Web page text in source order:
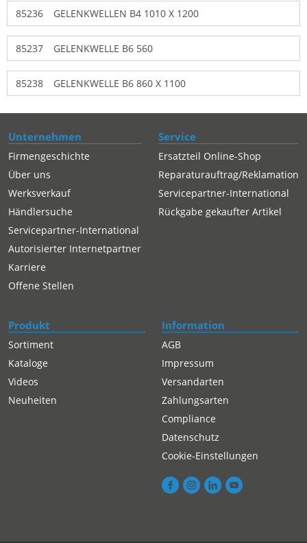
85236 GELENKWELLEN B4 1010 X 1200
85237 GELENKWELLE B6 560
85238 GELENKWELLE B6 860 X 1100
Unternehmen
Firmengeschichte
Über uns
Werksverkauf
Händlersuche
Servicepartner-International
Autorisierter Internetpartner
Karriere
Offene Stellen
Service
Ersatzteil Online-Shop
Reparaturauftrag/Reklamation
Servicepartner-International
Rückgabe gekaufter Artikel
Produkt
Sortiment
Kataloge
Videos
Neuheiten
Information
AGB
Impressum
Versandarten
Zahlungsarten
Compliance
Datenschutz
Cookie-Einstellungen